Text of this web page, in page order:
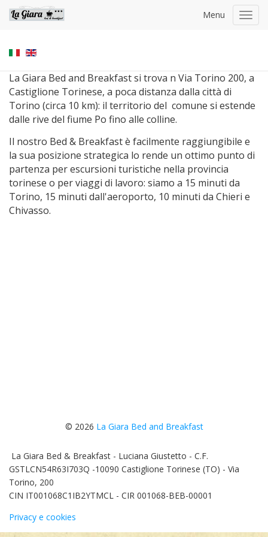
Menu
La Giara Bed and Breakfast si trova n Via Torino 200, a
Castiglione Torinese, a poca distanza dalla città di
Torino (circa 10 km): il territorio del comune si estende
dalle rive del fiume Po fino alle colline.
Il nostro Bed & Breakfast è facilmente raggiungibile e
la sua posizione strategica lo rende un ottimo punto di
partenza per escursioni turistiche nella provincia
torinese o per viaggi di lavoro: siamo a 15 minuti da
Torino, 15 minuti dall'aeroporto, 10 minuti da Chieri e
Chivasso.
© 2026 La Giara Bed and Breakfast
La Giara Bed & Breakfast - Luciana Giustetto - C.F.
GSTLCN54R63I703Q -10090 Castiglione Torinese (TO) - Via
Torino, 200
CIN IT001068C1IB2YTMCL - CIR 001068-BEB-00001
Privacy e cookies